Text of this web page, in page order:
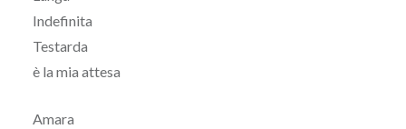
Indefinita
Testarda
è la mia attesa
Amara